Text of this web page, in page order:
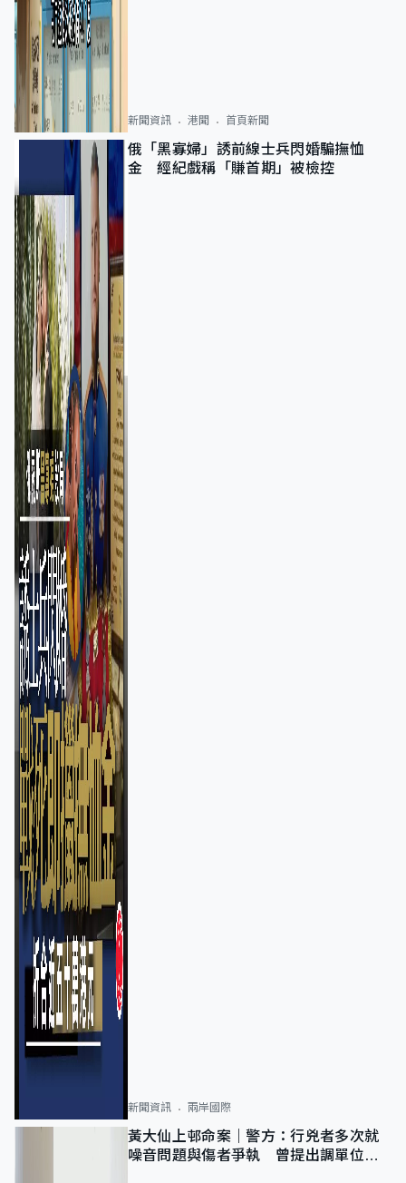
新聞資訊 港聞 首頁新聞
俄「黑寡婦」誘前線士兵閃婚騙撫恤
金 經紀戲稱「賺首期」被檢控
新聞資訊 兩岸國際
黃大仙上邨命案｜警方：行兇者多次就
噪音問題與傷者爭執 曾提出調單位已